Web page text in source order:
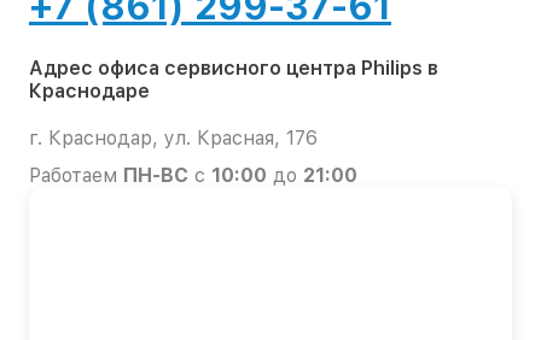
Адрес офиса сервисного центра Philips в
Краснодаре
г. Краснодар, ул. Красная, 176
Работаем ПН-ВС с 10:00 до 21:00